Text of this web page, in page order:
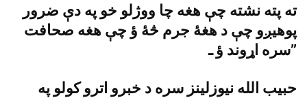
ته پته نشته چې هغه چا ووژلو خو په دې ضرور
پوهيږو چې د هغۀ جرم څۀ ؤ چې هغه صحافت
سره اړوند ؤ ـ”
حبيب الله نيوزلينز سره د خبرو اترو کولو په